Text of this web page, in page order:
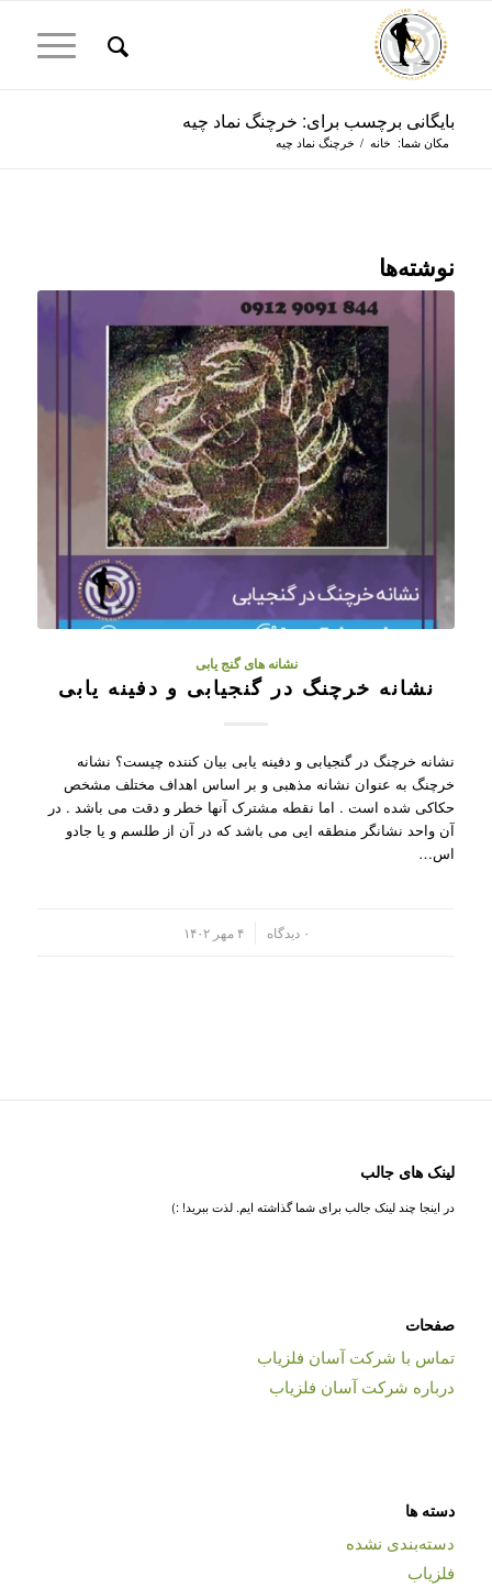
بایگانی برچسب برای: خرچنگ نماد چیه
مکان شما: خانه / خرچنگ نماد چیه
نوشته‌ها
نشانه های گنج یابی
نشانه خرچنگ در گنجیابی و دفینه یابی
نشانه خرچنگ در گنجیابی و دفینه یابی بیان کننده چیست؟ نشانه
خرچنگ به عنوان نشانه مذهبی و بر اساس اهداف مختلف مشخص
حکاکی شده است . اما نقطه مشترک آنها خطر و دقت می باشد . در
آن واحد نشانگر منطقه ایی می باشد که در آن از طلسم و یا جادو
اس…
۰ دیدگاه ۴ مهر ۱۴۰۲
لینک های جالب
در اینجا چند لینک جالب برای شما گذاشته ایم. لذت ببرید! :)
صفحات
تماس با شرکت آسان فلزیاب
درباره شرکت آسان فلزیاب
دسته ها
دسته‌بندی نشده
فلزیاب